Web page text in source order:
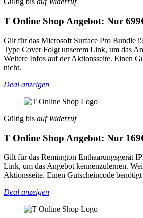
Gültig bis auf Widerruf
T Online Shop Angebot: Nur
Gilt für das Microsoft Surface Pro Bundle
Type Cover Folgt unserem Link, um das
Weitere Infos auf der Aktionsseite. Einen
nicht.
Deal anzeigen
Gültig bis auf Widerruf
T Online Shop Angebot: Nur
Gilt für das Remington Enthaarungsgerät
Link, um das Angebot kennenzulernen.
Aktionsseite. Einen Gutscheincode
Deal anzeigen